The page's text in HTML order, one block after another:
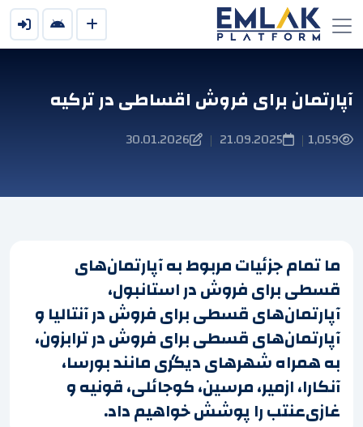
آپارتمان برای فروش اقساطی در ترکیه
1,059
|
21.09.2025
|
30.01.2026
ما تمام جزئیات مربوط به آپارتمان‌های
قسطی برای فروش در استانبول،
آپارتمان‌های قسطی برای فروش در آنتالیا و
آپارتمان‌های قسطی برای فروش در ترابزون،
به همراه شهرهای دیگری مانند بورسا،
آنکارا، ازمیر، مرسین، کوجائلی، قونیه و
غازی‌عنتب را پوشش خواهیم داد.